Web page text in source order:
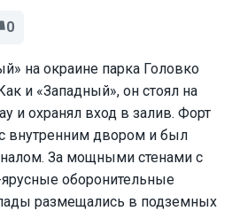
0
на окраине парка Головко
и «Западный», он стоял на
и охранял вход в залив. Форт
внутренним двором и был
За мощными стенами с
оборонительные
размещались в подземных